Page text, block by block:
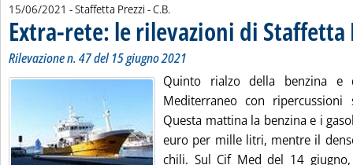
15/06/2021 - Staffetta Prezzi -di:
C.B.
Extra-rete: le rilevazioni di Staffetta
Rilevazione n. 47 del 15 giugno 2021
Quinto rialzo della benzina
Mediterraneo con ripercussioni
Questa mattina la benzina e i
euro per mille litri, mentre il
chili. Sul Cif Med del 14